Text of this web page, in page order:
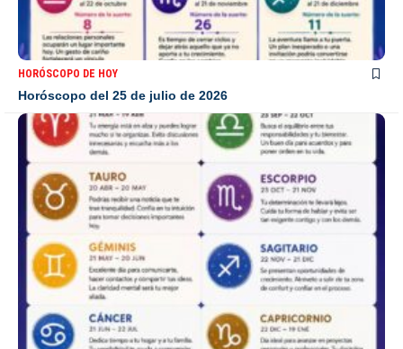
HORÓSCOPO DE HOY
Horóscopo del 25 de julio de 2026